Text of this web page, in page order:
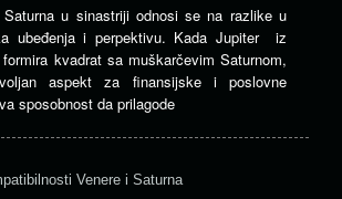
u sinastriji odnosi se na razlike u
ubeđenja i perpektivu. Kada Jupiter iz
kvadrat sa muškarčevim Saturnom,
aspekt za finansijske i poslovne
sposobnost da prilagode
Venere i Saturna